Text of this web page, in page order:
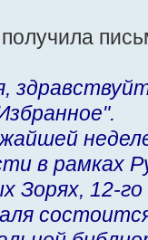
в рамках
Зорях, 12-